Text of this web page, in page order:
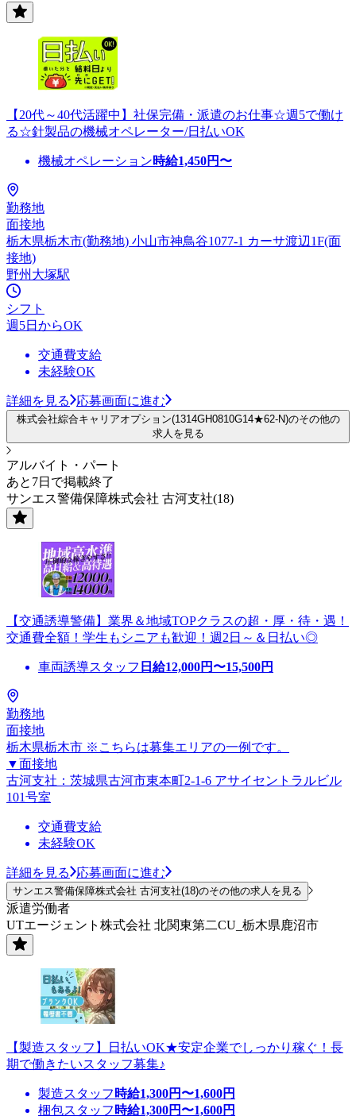
【20代～40代活躍中】社保完備・派遣のお仕事☆週5で働け
る☆針製品の機械オペレーター/日払いOK
機械オペレーション時給1,450円〜
勤務地
面接地
栃木県栃木市(勤務地) 小山市神鳥谷1077-1 カーサ渡辺1F(面
接地)
野州大塚駅
シフト
週5日からOK
交通費支給
未経験OK
詳細を見る 応募画面に進む
株式会社綜合キャリアオプション(1314GH0810G14★62-N)のその他の
求人を見る
アルバイト・パート
あと7日で掲載終了
サンエス警備保障株式会社 古河支社(18)
【交通誘導警備】業界＆地域TOPクラスの超・厚・待・遇！
交通費全額！学生もシニアも歓迎！週2日～＆日払い◎
車両誘導スタッフ 日給12,000円〜15,500円
勤務地
面接地
栃木県栃木市 ※こちらは募集エリアの一例です。
▼面接地
古河支社：茨城県古河市東本町2-1-6 アサイセントラルビル
101号室
交通費支給
未経験OK
詳細を見る 応募画面に進む
サンエス警備保障株式会社 古河支社(18)のその他の求人を見る
派遣労働者
UTエージェント株式会社 北関東第二CU_栃木県鹿沼市
【製造スタッフ】日払いOK★安定企業でしっかり稼ぐ！長
期で働きたいスタッフ募集♪
製造スタッフ 時給1,300円〜1,600円
梱包スタッフ 時給1,300円〜1,600円